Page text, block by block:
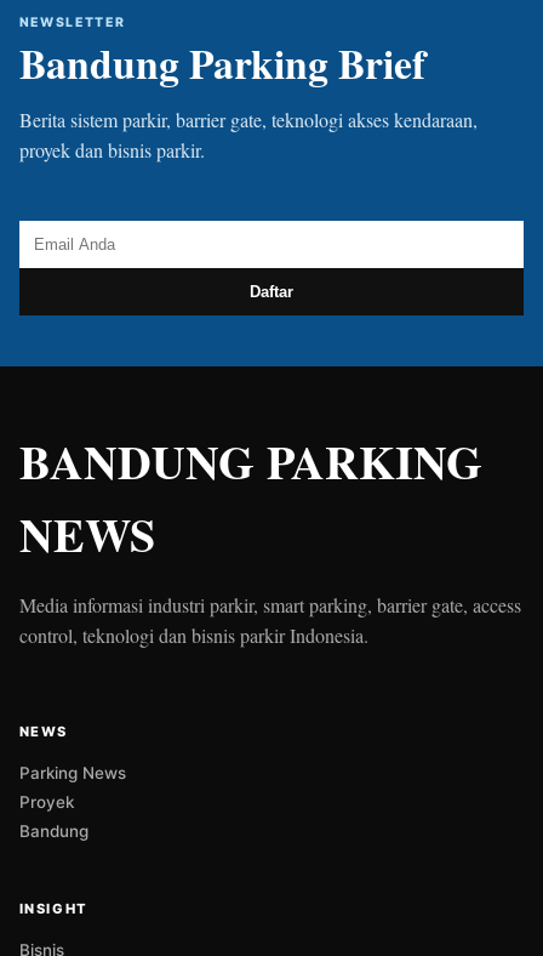
NEWSLETTER
Bandung Parking Brief
Berita sistem parkir, barrier gate, teknologi akses kendaraan,
proyek dan bisnis parkir.
Daftar
BANDUNG PARKING
NEWS
Media informasi industri parkir, smart parking, barrier gate, access
control, teknologi dan bisnis parkir Indonesia.
NEWS
Parking News
Proyek
Bandung
INSIGHT
Bisnis